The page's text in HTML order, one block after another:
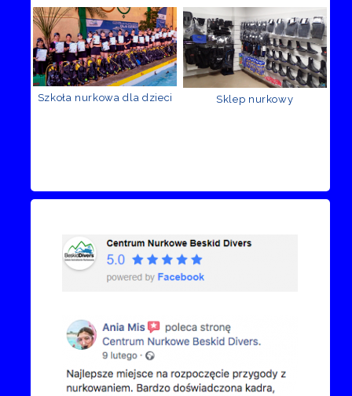
Szkoła nurkowa dla dzieci Sklep nurkowy